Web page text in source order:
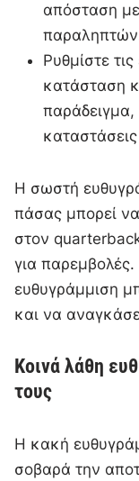
απόσταση
Ρυθμίστε
κατάσταση
παράδειγμα,
Η σωστή
πάσας μπορεί
στον
για
ευθυγράμμιση
και να
Κοινά λάθη
τους
Η κακή
σοβαρά την